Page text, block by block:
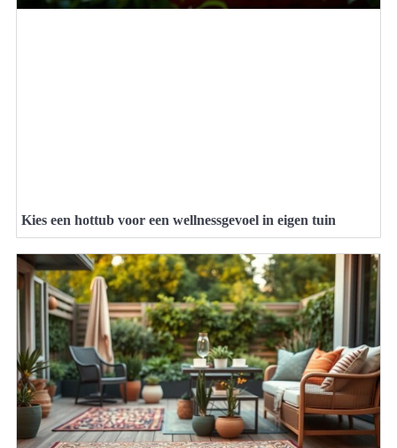
Kies een hottub voor een wellnessgevoel in eigen tuin